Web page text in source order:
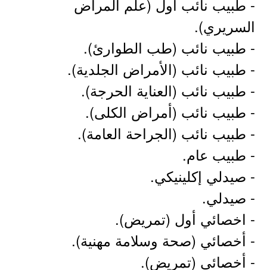
- طبيب نائب أول (علم المراض
السريري).
- طبيب نائب (طب الطوارئ).
- طبيب نائب (الأمراض الجلدية).
- طبيب نائب (العناية الحرجة).
- طبيب نائب (أمراض الكلى).
- طبيب نائب (الجراحة العامة).
- طبيب عام.
- صيدلي إكلينيكي.
- صيدلي.
- اخصائي أول (تمريض).
- أخصائي (صحة وسلامة مهنية).
- أخصائي (تمريض).